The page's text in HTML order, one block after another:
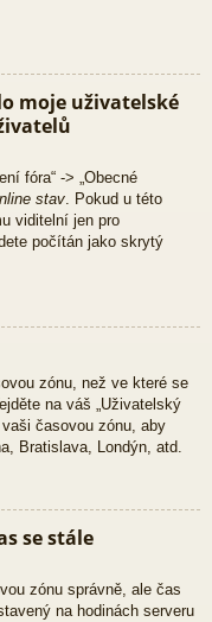
moje uživatelské
fóra“ -> „Obecné
stav. Pokud u této
viditelní jen pro
počítán jako skrytý
zónu, než ve které se
na váš „Uživatelský
vaši časovou zónu, aby
Bratislava, Londýn, atd.
se stále
zónu správně, ale čas
na hodinách serveru